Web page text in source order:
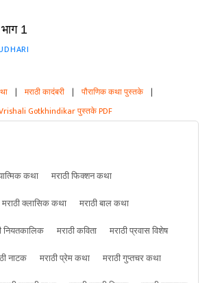
1
| मराठी कादंबरी | पौराणिक कथा पुस्तके |
Gotkhindikar पुस्तके PDF
कथा
मराठी फिक्शन कथा
मराठी क्लासिक कथा
मराठी बाल कथा
नियतकालिक मराठी कविता
मराठी प्रवास विशेष
नाटक मराठी प्रेम कथा
मराठी गुप्तचर कथा